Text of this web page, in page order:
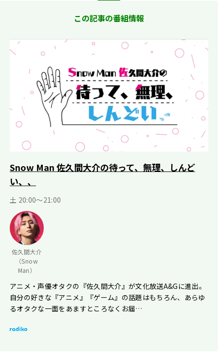
この記事の番組情報
Snow Man 佐久間大介の待って、無理、しんど
い、、
土 20:00～21:00
佐久間大介
（Snow
Man）
アニメ・声優オタクの『佐久間大介』が文化放送A&Gに進出。
自分の好きな『アニメ』『ゲーム』の話題はもちろん、あらゆ
るオタクな一面をあますところなくお届…